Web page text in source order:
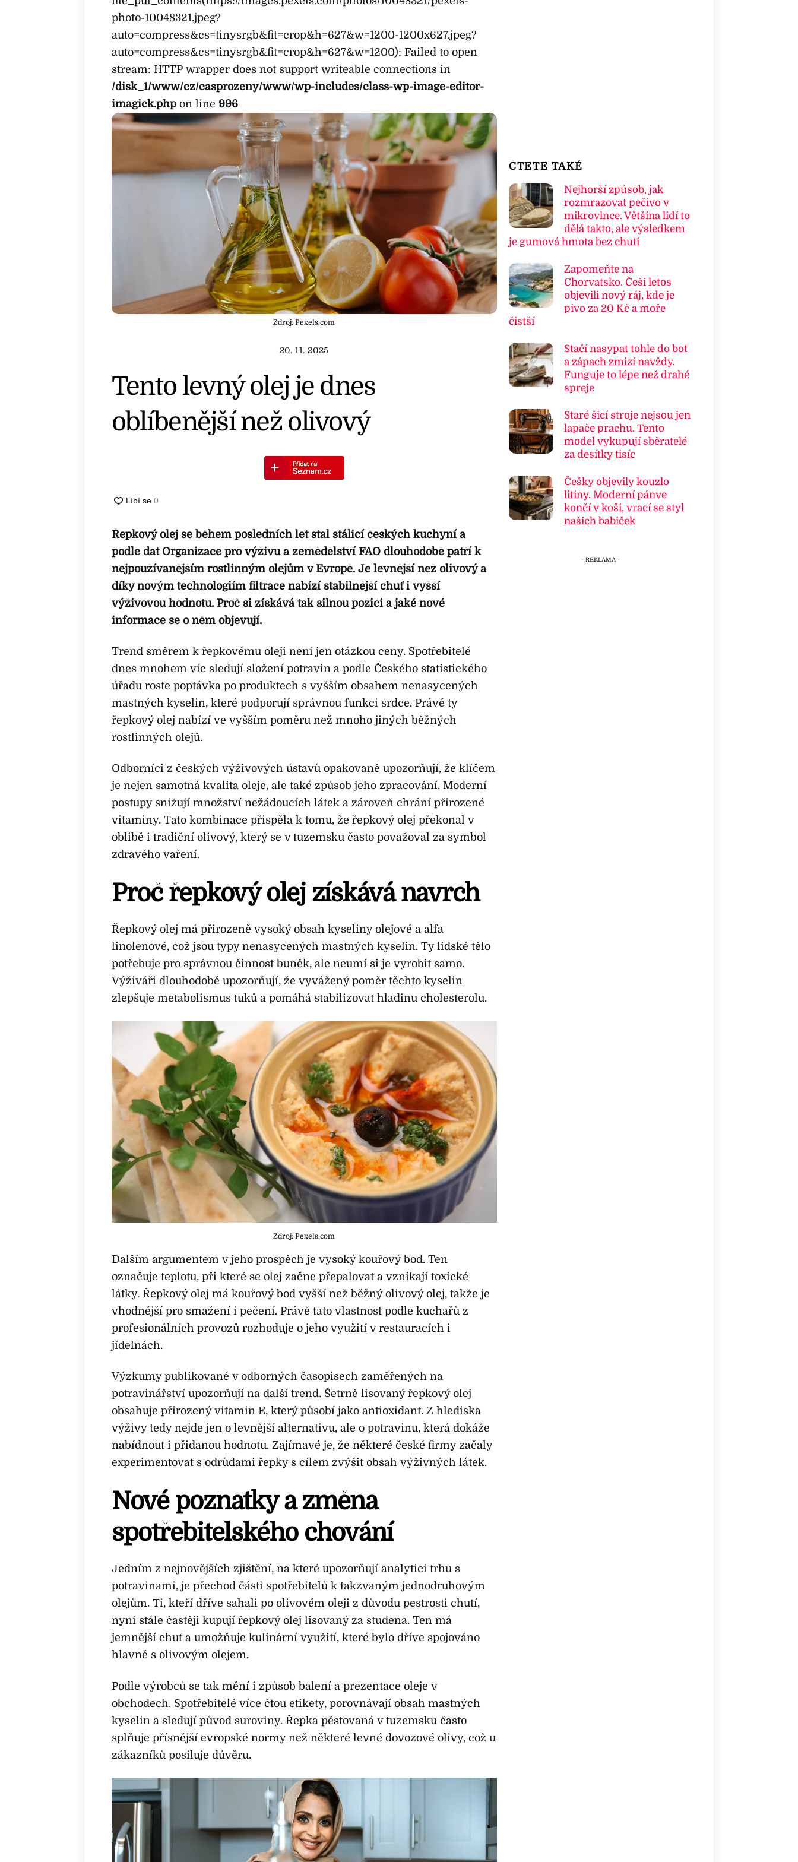
photo-10048321.jpeg?
auto=compress&cs=tinysrgb&fit=crop&h=627&w=1200-1200x627.jpeg?
auto=compress&cs=tinysrgb&fit=crop&h=627&w=1200): Failed to open
stream: HTTP wrapper does not support writeable connections in
/disk_1/www/cz/casprozeny/www/wp-includes/class-wp-image-editor-
imagick.phpon line 996
Zdroj: Pexels.com
20. 11. 2025
Tento levný olej je dnes
oblíbenější než olivový
Řepkový olej se během posledních let stal stálicí českých kuchyní a
podle dat Organizace pro výživu a zemědělství FAO dlouhodobě patří k
nejpoužívanějším rostlinným olejům v Evropě. Je levnější než olivový a
díky novým technologiím filtrace nabízí stabilnější chuť i vyšší
výživovou hodnotu. Proč si získává tak silnou pozici a jaké nové
informace se o něm objevují.
Trend směrem k řepkovému oleji není jen otázkou ceny. Spotřebitelé
dnes mnohem víc sledují složení potravin a podle Českého statistického
úřadu roste poptávka po produktech s vyšším obsahem nenasycených
mastných kyselin, které podporují správnou funkci srdce. Právě ty
řepkový olej nabízí ve vyšším poměru než mnoho jiných běžných
rostlinných olejů.
Odborníci z českých výživových ústavů opakovaně upozorňují, že klíčem
je nejen samotná kvalita oleje, ale také způsob jeho zpracování. Moderní
postupy snižují množství nežádoucích látek a zároveň chrání přirozené
vitaminy. Tato kombinace přispěla k tomu, že řepkový olej překonal v
oblibě i tradiční olivový, který se v tuzemsku často považoval za symbol
zdravého vaření.
Proč řepkový olej získává navrch
Řepkový olej má přirozeně vysoký obsah kyseliny olejové a alfa
linolenové, což jsou typy nenasycených mastných kyselin. Ty lidské tělo
potřebuje pro správnou činnost buněk, ale neumí si je vyrobit samo.
Výživáři dlouhodobě upozorňují, že vyvážený poměr těchto kyselin
zlepšuje metabolismus tuků a pomáhá stabilizovat hladinu cholesterolu.
Zdroj: Pexels.com
Dalším argumentem v jeho prospěch je vysoký kouřový bod. Ten
označuje teplotu, při které se olej začne přepalovat a vznikají toxické
látky. Řepkový olej má kouřový bod vyšší než běžný olivový olej, takže je
vhodnější pro smažení i pečení. Právě tato vlastnost podle kuchařů z
profesionálních provozů rozhoduje o jeho využití v restauracích i
jídelnách.
Výzkumy publikované v odborných časopisech zaměřených na
potravinářství upozorňují na další trend. Šetrně lisovaný řepkový olej
obsahuje přirozený vitamin E, který působí jako antioxidant. Z hlediska
výživy tedy nejde jen o levnější alternativu, ale o potravinu, která dokáže
nabídnout i přidanou hodnotu. Zajímavé je, že některé české firmy začaly
experimentovat s odrůdami řepky s cílem zvýšit obsah výživných látek.
Nové poznatky a změna
spotřebitelského chování
Jedním z nejnovějších zjištění, na které upozorňují analytici trhu s
potravinami, je přechod části spotřebitelů k takzvaným jednodruhovým
olejům. Ti, kteří dříve sahali po olivovém oleji z důvodu pestrosti chutí,
nyní stále častěji kupují řepkový olej lisovaný za studena. Ten má
jemnější chuť a umožňuje kulinární využití, které bylo dříve spojováno
hlavně s olivovým olejem.
Podle výrobců se tak mění i způsob balení a prezentace oleje v
obchodech. Spotřebitelé více čtou etikety, porovnávají obsah mastných
kyselin a sledují původ suroviny. Řepka pěstovaná v tuzemsku často
splňuje přísnější evropské normy než některé levné dovozové olivy, což u
zákazníků posiluje důvěru.
ČTETE TAKÉ
Nejhorší způsob, jak
rozmrazovat pečivo v
mikrovlnce. Většina lidí to
dělá takto, ale výsledkem
je gumová hmota bez chuti
Zapomeňte na
Chorvatsko. Češi letos
objevili nový ráj, kde je
pivo za 20 Kč a moře
čistší
Stačí nasypat tohle do bot
a zápach zmizí navždy.
Funguje to lépe než drahé
spreje
Staré šicí stroje nejsou jen
lapače prachu. Tento
model vykupují sběratelé
za desítky tisíc
Češky objevily kouzlo
litiny. Moderní pánve
končí v koši, vrací se styl
našich babiček